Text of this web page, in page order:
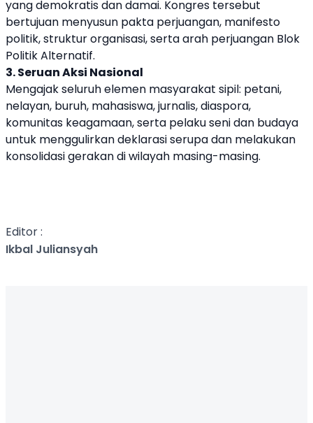
yang demokratis dan damai. Kongres tersebut
bertujuan menyusun pakta perjuangan, manifesto
politik, struktur organisasi, serta arah perjuangan Blok
Politik Alternatif.
3. Seruan Aksi Nasional
Mengajak seluruh elemen masyarakat sipil: petani,
nelayan, buruh, mahasiswa, jurnalis, diaspora,
komunitas keagamaan, serta pelaku seni dan budaya
untuk menggulirkan deklarasi serupa dan melakukan
konsolidasi gerakan di wilayah masing-masing.
Editor :
Ikbal Juliansyah